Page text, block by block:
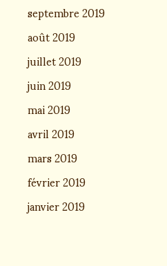
septembre 2019
août 2019
juillet 2019
juin 2019
mai 2019
avril 2019
mars 2019
février 2019
janvier 2019